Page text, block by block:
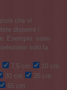
7,5 cm
10 cm
30 cm
35 cm
65 cm